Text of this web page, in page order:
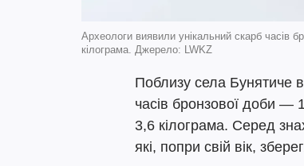
Археологи виявили унікальний скарб часів
кілограма. Джерело: LWKZ
Поблизу села Бунятиче
часів бронзової доби —
3,6 кілограма. Серед
які, попри свій вік,